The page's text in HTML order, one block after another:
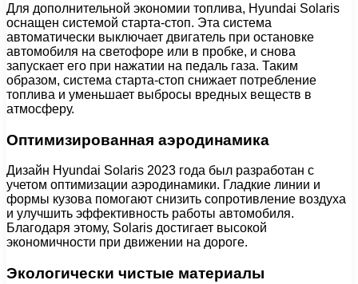
Для дополнительной экономии топлива, Hyundai Solaris
оснащен системой старта-стоп. Эта система
автоматически выключает двигатель при остановке
автомобиля на светофоре или в пробке, и снова
запускает его при нажатии на педаль газа. Таким
образом, система старта-стоп снижает потребление
топлива и уменьшает выбросы вредных веществ в
атмосферу.
Оптимизированная аэродинамика
Дизайн Hyundai Solaris 2023 года был разработан с
учетом оптимизации аэродинамики. Гладкие линии и
формы кузова помогают снизить сопротивление воздуха
и улучшить эффективность работы автомобиля.
Благодаря этому, Solaris достигает высокой
экономичности при движении на дороге.
Экологически чистые материалы